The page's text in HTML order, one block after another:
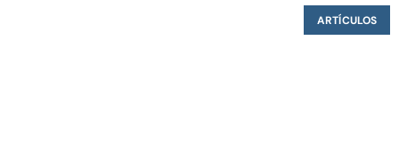
ARTÍCULOS